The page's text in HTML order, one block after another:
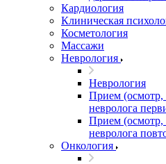
Кардиология
Клиническая
Косметология
Массажи
Неврология
Неврология
Прием (осмотр,
невролога
Прием (осмотр,
невролога
Онкология